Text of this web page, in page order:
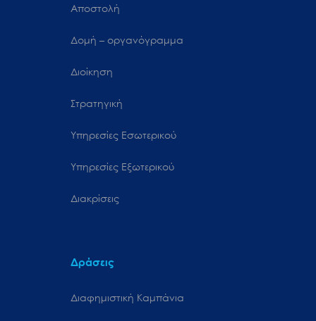
Αποστολή
Δομή – οργανόγραμμα
Διοίκηση
Στρατηγική
Υπηρεσίες Εσωτερικού
Υπηρεσίες Εξωτερικού
Διακρίσεις
Δράσεις
Διαφημιστική Καμπάνια